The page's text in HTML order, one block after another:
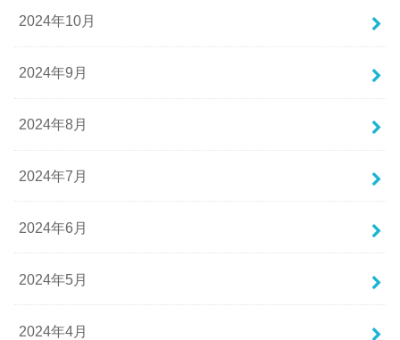
2024年10月
2024年9月
2024年8月
2024年7月
2024年6月
2024年5月
2024年4月